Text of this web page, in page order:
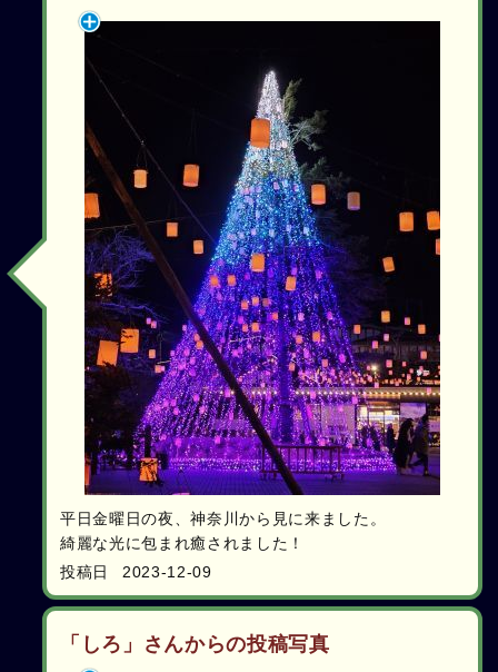
平日金曜日の夜、神奈川から見に来ました。
綺麗な光に包まれ癒されました！
投稿日
2023-12-09
「しろ」さんからの投稿写真